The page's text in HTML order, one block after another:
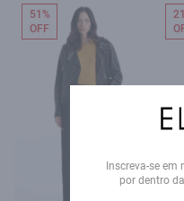
51%
OFF
Inscreva-se em
por dentro